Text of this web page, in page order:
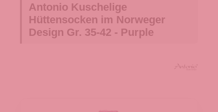
Antonio Kuschelige
Hüttensocken im Norweger
Design Gr. 35-42 - Purple